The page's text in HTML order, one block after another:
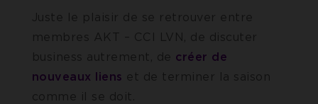
Juste le plaisir de se retrouver entre
membres AKT – CCI LVN, de discuter
business autrement, de créer de
nouveaux liens et de terminer la saison
comme il se doit.